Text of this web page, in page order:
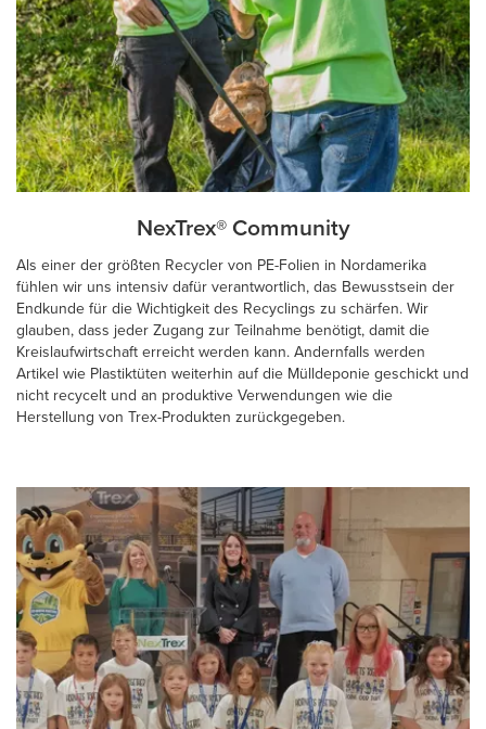
NexTrex® Community
Als einer der größten Recycler von PE-Folien in Nordamerika
fühlen wir uns intensiv dafür verantwortlich, das Bewusstsein der
Endkunde für die Wichtigkeit des Recyclings zu schärfen. Wir
glauben, dass jeder Zugang zur Teilnahme benötigt, damit die
Kreislaufwirtschaft erreicht werden kann. Andernfalls werden
Artikel wie Plastiktüten weiterhin auf die Mülldeponie geschickt und
nicht recycelt und an produktive Verwendungen wie die
Herstellung von Trex-Produkten zurückgegeben.